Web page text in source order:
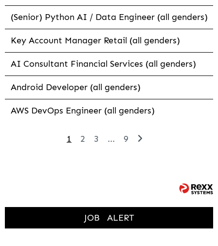
(Senior) Python AI / Data Engineer (all genders)
Key Account Manager Retail (all genders)
AI Consultant Financial Services (all genders)
Android Developer (all genders)
AWS DevOps Engineer (all genders)
1 2 3 ... 9
JOB ALERT